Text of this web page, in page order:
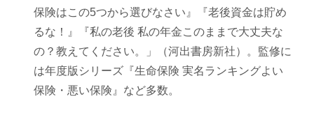
保険はこの5つから選びなさい』『老後資金は貯め
るな！』『私の老後 私の年金このままで大丈夫な
の？教えてください。」（河出書房新社）。監修に
は年度版シリーズ『生命保険 実名ランキングよい
保険・悪い保険』など多数。